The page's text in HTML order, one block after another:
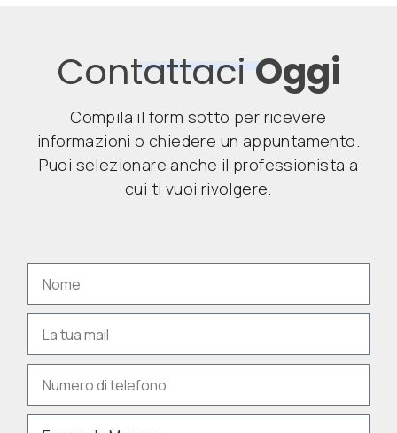
Contattaci Oggi
Compila il form sotto per ricevere
informazioni o chiedere un appuntamento.
Puoi selezionare anche il professionista a
cui ti vuoi rivolgere.